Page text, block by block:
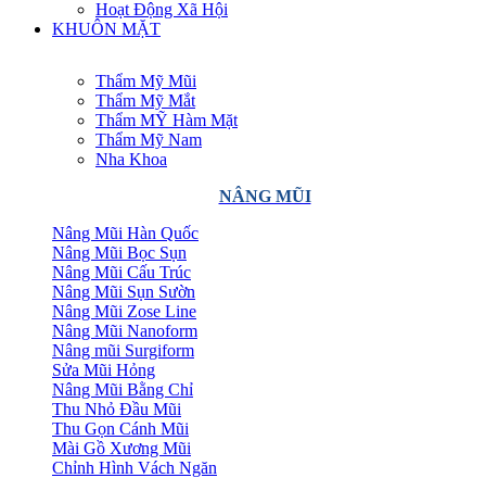
Hoạt Động Xã Hội
KHUÔN MẶT
Thẩm Mỹ Mũi
Thẩm Mỹ Mắt
Thẩm MỸ Hàm Mặt
Thẩm Mỹ Nam
Nha Khoa
NÂNG MŨI
Nâng Mũi Hàn Quốc
Nâng Mũi Bọc Sụn
Nâng Mũi Cấu Trúc
Nâng Mũi Sụn Sườn
Nâng Mũi Zose Line
Nâng Mũi Nanoform
Nâng mũi Surgiform
Sửa Mũi Hỏng
Nâng Mũi Bằng Chỉ
Thu Nhỏ Đầu Mũi
Thu Gọn Cánh Mũi
Mài Gồ Xương Mũi
Chỉnh Hình Vách Ngăn